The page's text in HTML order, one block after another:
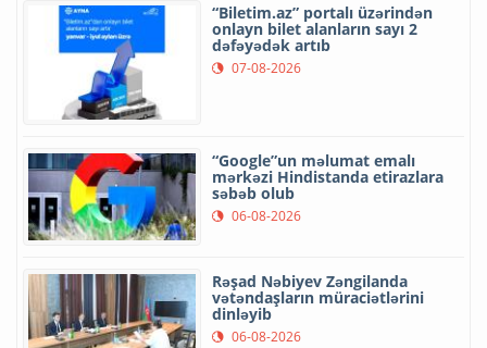
“Biletim.az” portalı üzərindən
onlayn bilet alanların sayı 2
dəfəyədək artıb
07-08-2026
“Google”un məlumat emalı
mərkəzi Hindistanda etirazlara
səbəb olub
06-08-2026
Rəşad Nəbiyev Zəngilanda
vətəndaşların müraciətlərini
dinləyib
06-08-2026